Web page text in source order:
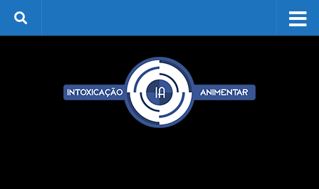
Skip to content